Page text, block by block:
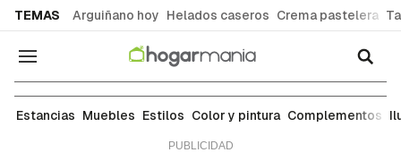
TEMAS Arguiñano hoy Helados caseros Crema pastelera
Navegación
Iluminación
Estancias Muebles Estilos Color y pintura Complementos